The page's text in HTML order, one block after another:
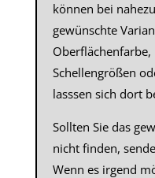
können bei
gewünschte
Oberflächenfarbe,
Schellengrößen
lasssen sich dort
Sollten Sie das
nicht finden,
Wenn es irgend